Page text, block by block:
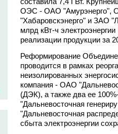
ОЭС - ОАО "Амурэнерго",
"Хабаровскэнерго" и ЗАО
млрд кВт-ч
реализации продукции за
Реформирование
проводится в рамках
неизолированных
компания - ОАО
(ДЭК), а также два ее
"Дальневосточная
"Дальневосточная
сбыта электроэнергии